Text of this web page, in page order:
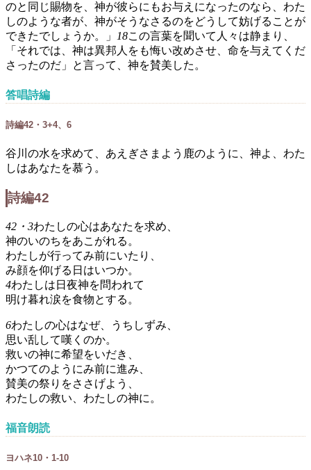
のと同じ賜物を、神が彼らにもお与えになったのなら、わた
しのような者が、神がそうなさるのをどうして妨げることが
できたでしょうか。」
18この言葉を聞いて人々は静まり、
「それでは、神は異邦人をも悔い改めさせ、命を与えてくだ
さったのだ」と言って、神を賛美した。
答唱詩編
詩編42・3+4、6
谷川の水を求めて、あえぎさまよう鹿のように、神よ、わた
しはあなたを慕う。
詩編42
42・3わたしの心はあなたを求め、
神のいのちをあこがれる。
わたしが行ってみ前にいたり、
み顔を仰げる日はいつか。
4わたしは日夜神を問われて
明け暮れ涙を食物とする。
6わたしの心はなぜ、うちしずみ、
思い乱して嘆くのか。
救いの神に希望をいだき、
かつてのようにみ前に進み、
賛美の祭りをささげよう、
わたしの救い、わたしの神に。
福音朗読
ヨハネ10・1-10